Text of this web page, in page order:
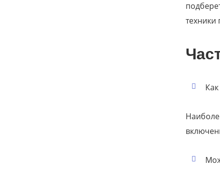
техники